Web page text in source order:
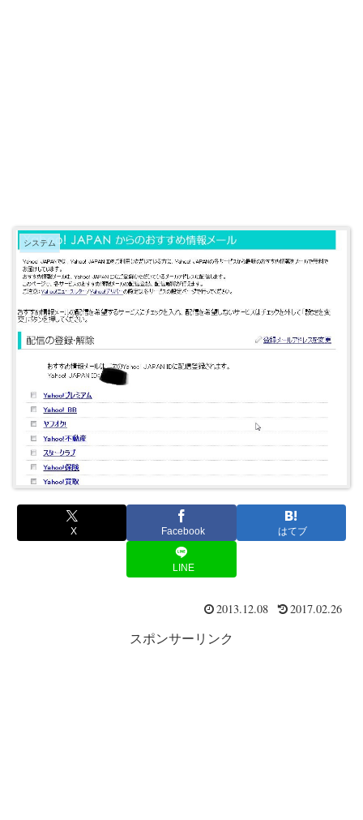
システム
X Facebook はてブ
LINE
2013.12.08 2017.02.26
スポンサーリンク